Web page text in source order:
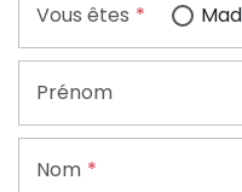
Nos outils collaboratifs
Rapport de
Création d’Entreprise
Guide du chef
Espace client
Vous êtes
Prénom
Nom